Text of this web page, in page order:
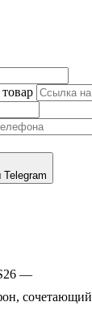
—
сочетающий